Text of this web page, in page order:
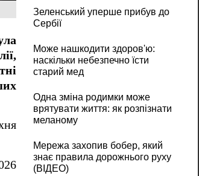
Зеленський уперше прибув до
Сербії
Може нашкодити здоров'ю:
наскільки небезпечно їсти
старий мед
Одна зміна родимки може
врятувати життя: як розпізнати
меланому
Мережа захопив бобер, який
знає правила дорожнього руху
(ВІДЕО)